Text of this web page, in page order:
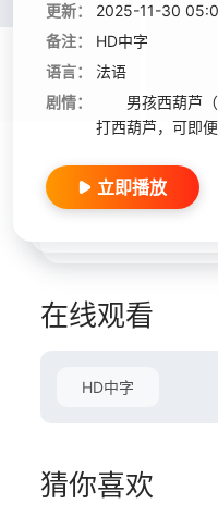
更新：
2025-11-30
备注：
HD中字
语言：
法语
剧情：
男孩西葫芦（
打西葫芦，可即
立即播放
在线观看
HD中字
猜你喜欢